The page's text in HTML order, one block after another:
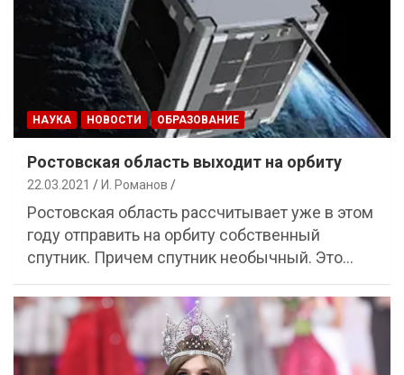
НАУКА НОВОСТИ ОБРАЗОВАНИЕ
Ростовская область выходит на орбиту
22.03.2021 И. Романов
Ростовская область рассчитывает уже в этом
году отправить на орбиту собственный
спутник. Причем спутник необычный. Это…